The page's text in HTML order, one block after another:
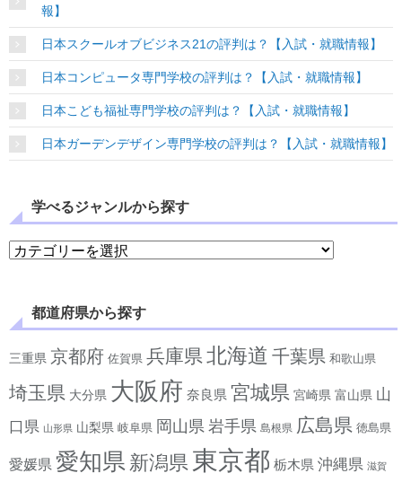
報】
日本スクールオブビジネス21の評判は？【入試・就職情報】
日本コンピュータ専門学校の評判は？【入試・就職情報】
日本こども福祉専門学校の評判は？【入試・就職情報】
日本ガーデンデザイン専門学校の評判は？【入試・就職情報】
学べるジャンルから探す
学べるジャンルから探す
都道府県から探す
三重県 京都府 佐賀県 兵庫県 北海道 千葉県 和歌山県
埼玉県 大分県 大阪府 奈良県 宮城県 宮崎県 富山県 山
口県 山形県 山梨県 岐阜県 岡山県 岩手県 島根県 広島県 徳島県
愛媛県 愛知県 新潟県 東京都 栃木県 沖縄県 滋賀